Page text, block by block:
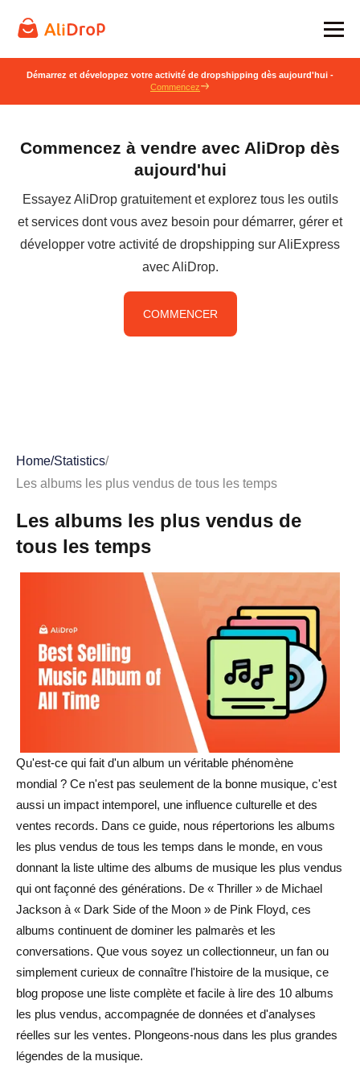
Démarrez et développez votre activité de dropshipping dès aujourd'hui -
Commencez
Commencez à vendre avec AliDrop dès
aujourd'hui
Essayez AliDrop gratuitement et explorez tous les outils
et services dont vous avez besoin pour démarrer, gérer et
développer votre activité de dropshipping sur AliExpress
avec AliDrop.
COMMENCER
Home/Statistics/
Les albums les plus vendus de tous les temps
Les albums les plus vendus de
tous les temps
Qu'est-ce qui fait d'un album un véritable phénomène
mondial ? Ce n'est pas seulement de la bonne musique, c'est
aussi un impact intemporel, une influence culturelle et des
ventes records. Dans ce guide, nous répertorions les albums
les plus vendus de tous les temps dans le monde, en vous
donnant la liste ultime des albums de musique les plus vendus
qui ont façonné des générations. De « Thriller » de Michael
Jackson à « Dark Side of the Moon » de Pink Floyd, ces
albums continuent de dominer les palmarès et les
conversations. Que vous soyez un collectionneur, un fan ou
simplement curieux de connaître l'histoire de la musique, ce
blog propose une liste complète et facile à lire des 10 albums
les plus vendus, accompagnée de données et d'analyses
réelles sur les ventes. Plongeons-nous dans les plus grandes
légendes de la musique.